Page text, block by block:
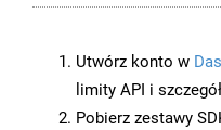
Utwórz konto w
limity API i
Pobierz zestawy